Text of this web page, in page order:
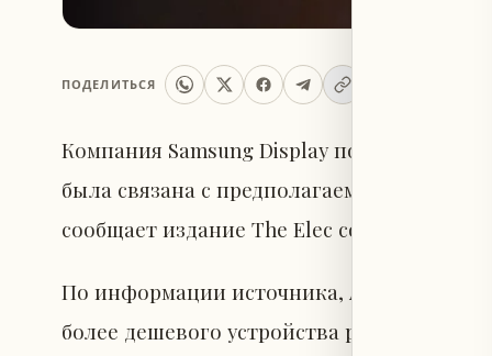
ПОДЕЛИТЬСЯ
Компания Samsung Display полностью
была связана с предполагаемым более
сообщает издание The Elec со ссылкой на
По информации источника, Apple
более дешевого устройства расширенной